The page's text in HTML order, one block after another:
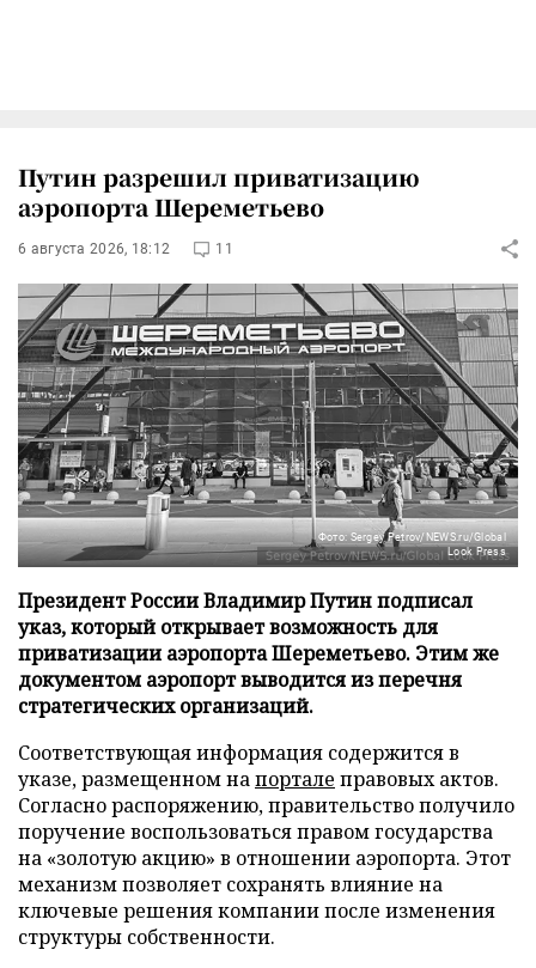
Путин разрешил приватизацию
аэропорта Шереметьево
6 августа 2026, 18:12 11
Фото: Sergey Petrov/NEWS.ru/Global
Look Press
Президент России Владимир Путин подписал
указ, который открывает возможность для
приватизации аэропорта Шереметьево. Этим же
документом аэропорт выводится из перечня
стратегических организаций.
Соответствующая информация содержится в
указе, размещенном напортале правовых актов.
Согласно распоряжению, правительство получило
поручение воспользоваться правом государства
на «золотую акцию» в отношении аэропорта. Этот
механизм позволяет сохранять влияние на
ключевые решения компании после изменения
структуры собственности.